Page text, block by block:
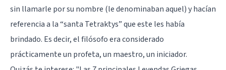
sin llamarle por su nombre (le denominaban aquel) y hacían
referencia a la “santa Tetraktys” que este les había
brindado. Es decir, el filósofo era considerado
prácticamente un profeta, un maestro, un iniciador.